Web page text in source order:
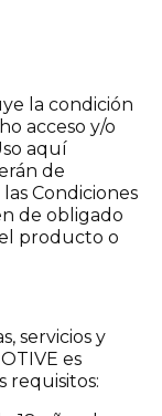
la condición
acceso y/o
aquí
de
Condiciones
de obligado
producto o
servicios y
es
requisitos: